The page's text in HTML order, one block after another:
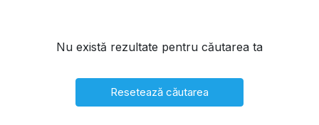
Nu există rezultate pentru căutarea ta
Resetează căutarea